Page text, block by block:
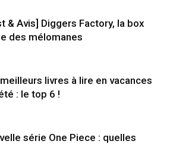
& Avis] Diggers Factory, la box
des mélomanes
livres à lire en vacances
: le top 6 !
série One Piece : quelles